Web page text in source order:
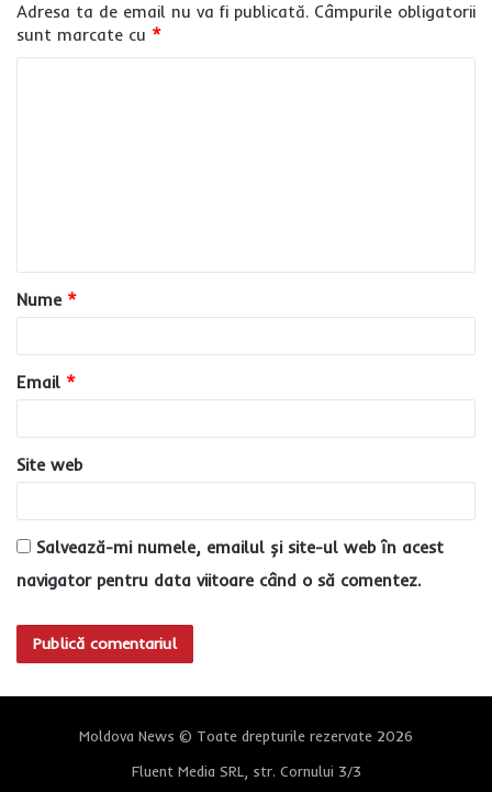
Adresa ta de email nu va fi publicată. Câmpurile obligatorii
sunt marcate cu *
a
r
u
*
Nume *
Email *
Site web
Salvează-mi numele, emailul și site-ul web în acest
navigator pentru data viitoare când o să comentez.
Moldova News © Toate drepturile rezervate 2026
Fluent Media SRL, str. Cornului 3/3